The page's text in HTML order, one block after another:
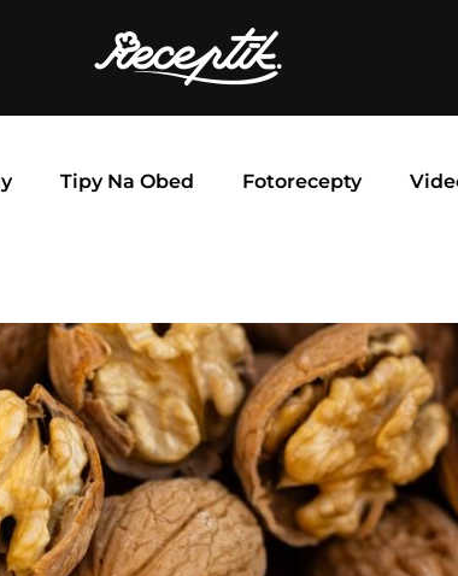
Tipy Na Obed Fotorecepty